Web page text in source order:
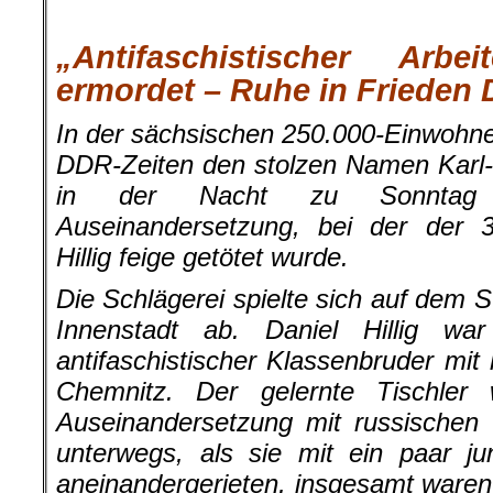
„Antifaschistischer
ermordet – Ruhe in Frieden
In der sächsischen 250.000-
DDR-Zeiten den stolzen Namen
in der Nacht zu Sonntag
Auseinandersetzung, bei der der
Hillig feige getötet wurde.
Die Schlägerei spielte sich auf dem
Innenstadt ab. Daniel Hillig
antifaschistischer Klassenbruder
Chemnitz. Der gelernte
Auseinandersetzung mit
unterwegs, als sie mit ein paar
aneinandergerieten, insgesamt